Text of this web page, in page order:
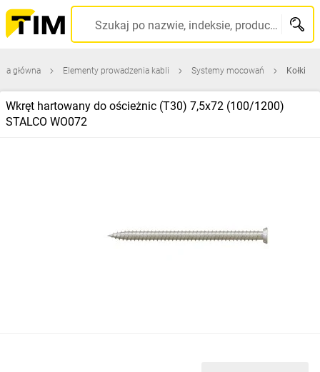
Szukaj po nazwie, indeksie, producencie, kodzie kreskowym...
główna Elementy prowadzenia kabli Systemy mocowań Kołki
Wkręt hartowany do ościeżnic (T30) 7,5x72 (100/1200)
STALCO WO072